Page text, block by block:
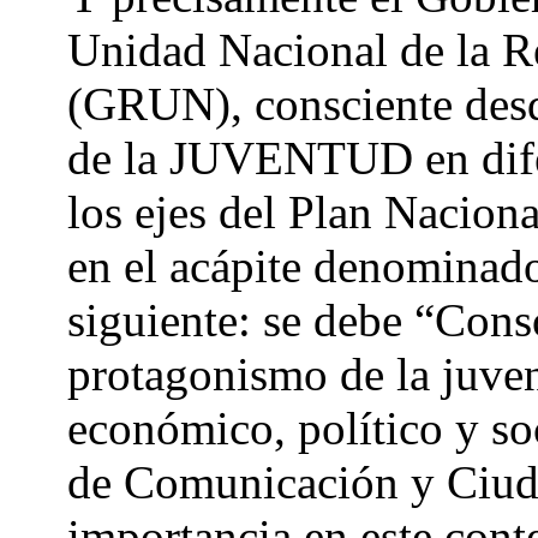
Unidad Nacional de la
(GRUN), consciente
de la JUVENTUD en
los ejes del Plan
en el acápite
siguiente: se debe
protagonismo de la
económico, político y
de Comunicación y